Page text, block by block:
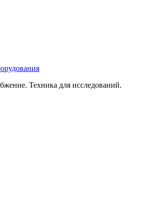
Техника для исследований.